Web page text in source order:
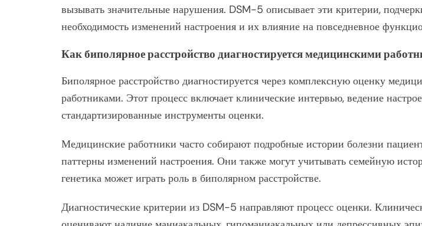
вызывать значительные нарушения. DSM-5 описывает эти критерии,
необходимость изменений настроения и их влияние на повседневное
Как биполярное расстройство диагностируется медицинскими
Биполярное расстройство диагностируется через комплексную оценку
работниками. Этот процесс включает клинические интервью, ведение
стандартизированные инструменты оценки.
Медицинские работники часто собирают подробные истории болезни
паттерны изменений настроения. Они также могут учитывать семейную
генетика может играть роль в биполярном расстройстве.
Диагностические критерии из DSM-5 направляют процесс оценки.